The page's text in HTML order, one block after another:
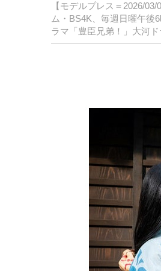
【モデルプレス＝2026/
ム・BS4K、毎週日曜午
ラマ「豊臣兄弟！」大河